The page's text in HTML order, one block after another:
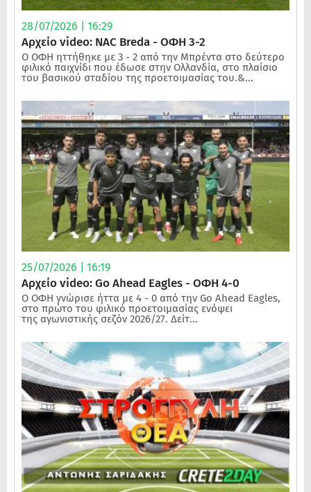
28/07/2026 | 16:29
Αρχείο video: NAC Breda - ΟΦΗ 3-2
Ο ΟΦΗ ηττήθηκε με 3 - 2 από την Μπρέντα στο δεύτερο
φιλικό παιχνίδι που έδωσε στην Ολλανδία, στο πλαίσιο
του βασικού σταδίου της προετοιμασίας του.&...
25/07/2026 | 16:19
Αρχείο video: Go Ahead Eagles - ΟΦΗ 4-0
Ο ΟΦΗ γνώρισε ήττα με 4 - 0 από την Go Ahead Eagles,
στο πρώτο του φιλικό προετοιμασίας ενόψει
της αγωνιστικής σεζόν 2026/27. Δείτ...